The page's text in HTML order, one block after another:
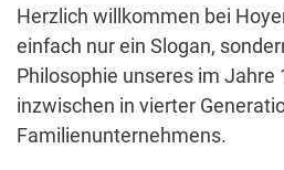
Herzlich willkommen bei
einfach nur ein Slogan,
Philosophie unseres im Jahre
inzwischen in vierter
Familienunternehmens.